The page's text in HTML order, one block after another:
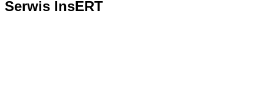
Serwis InsERT